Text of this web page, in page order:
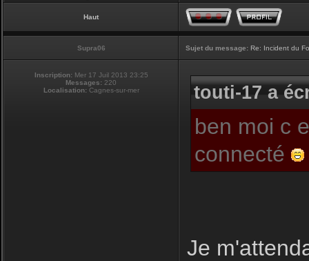
Haut
Supra06 Sujet du message: Re: Incident du
Inscription: Mer 17 Juil 2013 23:25
Messages: 220
Localisation:Cagnes-sur-mer touti-17 a
ben moi c
connecté
Je